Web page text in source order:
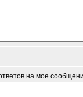
на мое